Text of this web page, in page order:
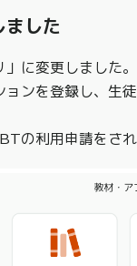
ました
に変更しました。
ンを登録し、生
の利用申請をさ